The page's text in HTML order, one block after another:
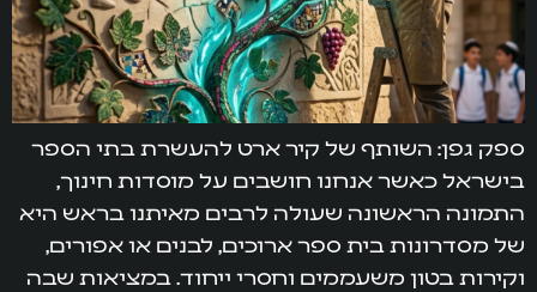
ספק גפן: השותף של קיר ארט להעשרת בתי הספר
בישראל כאשר אנחנו חושבים על מוסדות חינוך,
התמונה הראשונה שעולה לרבים מאיתנו בראש היא
של מסדרונות בית ספר ארוכים, לבנים או אפורים,
וקירות בטון משעממים וחסרי ייחוד. במציאות שבה